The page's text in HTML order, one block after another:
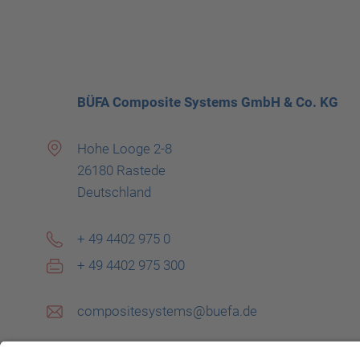
BÜFA Composite Systems GmbH & Co. KG
Hohe Looge 2-8
26180 Rastede
Deutschland
+ 49 4402 975 0
+ 49 4402 975 300
compositesystems@buefa.de